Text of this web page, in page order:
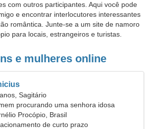
com outros participantes. Aqui você pode
e encontrar interlocutores interessantes
romântica. Junte-se a um site de namoro
para locais, estrangeiros e turistas.
e mulheres online
Sagitário
procurando uma senhora idosa
Procópio, Brasil
de curto prazo